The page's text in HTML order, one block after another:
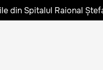
din Spitalul Raional